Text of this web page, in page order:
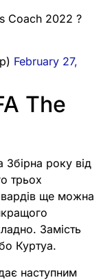
Coach 2022 ?
February 27,
The
року від
трьох
ще можна
Замість
Куртуа.
наступним